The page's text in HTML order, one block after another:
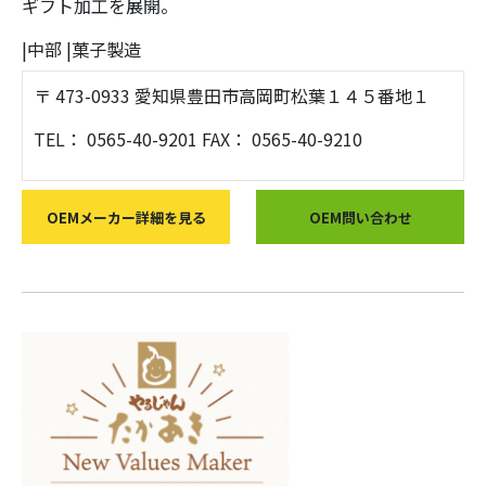
ギフト加工を展開。
|中部 |菓子製造
〒 473-0933 愛知県豊田市高岡町松葉１４５番地１
TEL： 0565-40-9201 FAX： 0565-40-9210
OEMメーカー詳細を見る OEM問い合わせ